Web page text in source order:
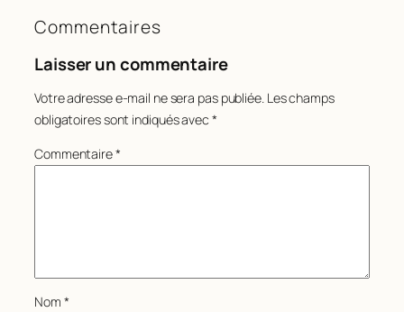
Commentaires
Laisser un commentaire
Votre adresse e-mail ne sera pas publiée. Les champs
obligatoires sont indiqués avec *
Commentaire*
Nom *